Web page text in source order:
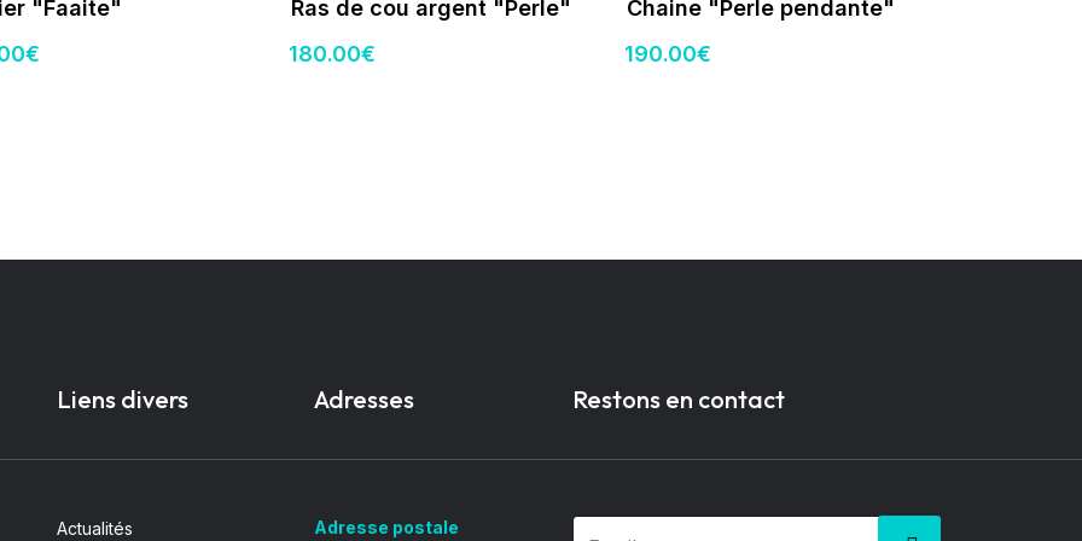
"Faaite"
€
Ras de cou argent "Perle"
180.00€
Chaine "Perle pendante"
190.00€
Liens divers
Actualités
Adresses
Adresse postale
Restons en contact